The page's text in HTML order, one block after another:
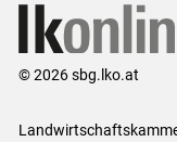
© 2026 sbg.lko.at